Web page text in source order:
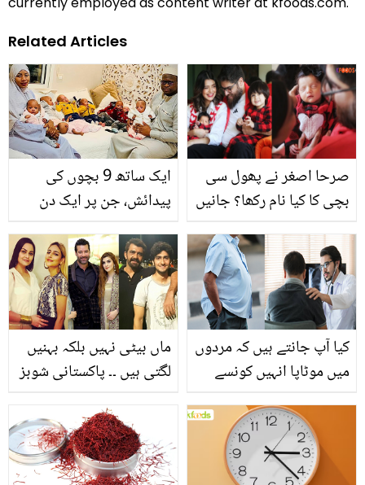
Related Articles
ایک ساتھ 9 بچوں کی
پیدائش، جن پر ایک دن
ہیں ۔۔ جانئیے ان کی ماں کے
بارے میں چند دلچسپ
معلومات جو آپ کو بھی
حیران کردے گی
صرحا اصغر نے پھول سی
بچی کا کیا نام رکھا؟ جانیں
ماں بیٹی نہیں بلکہ بہنیں
لگتی ہیں ۔۔ پاکستانی شوبز
اتنے جوان ہیں کہ اپنے
بچوں کی عمر کے دکھائی
دیتے ہیں
کیا آپ جانتے ہیں کہ مردوں
میں موٹاپا انہیں کونسے
رہا ہے؟